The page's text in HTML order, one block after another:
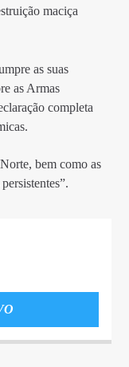
maciça
as suas
as Armas
completa
bem como as